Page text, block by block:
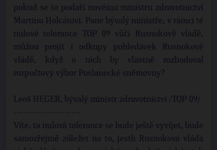
pokud se to podaří novému ministru zdravotnictví
Martinu Holcátovi. Pane bývalý ministře, v rámci té
nulové tolerance TOP 09 vůči Rusnokově vládě,
můžou projít i odkupy pohledávek Rusnokově
vládě, když o nich by vlastně rozhodoval
rozpočtový výbor Poslanecké sněmovny?
Leoš HEGER, bývalý ministr zdravotnictví /TOP 09/
--------------------
Víte, ta nulová tolerance se bude ještě vyvíjet, bude
samozřejmě záležet na to, jestli Rusnokova vláda